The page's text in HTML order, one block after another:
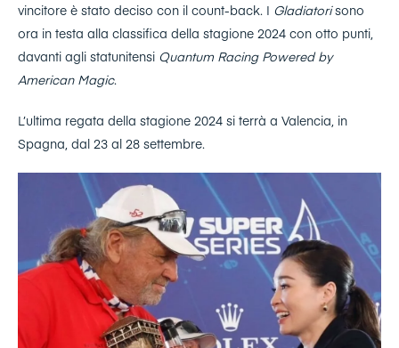
vincitore è stato deciso con il count-back. I Gladiatorisono
ora in testa alla classifica della stagione 2024 con otto punti,
davanti agli statunitensi Quantum Racing Powered by
American Magic.
L’ultima regata della stagione 2024 si terrà a Valencia, in
Spagna, dal 23 al 28 settembre.